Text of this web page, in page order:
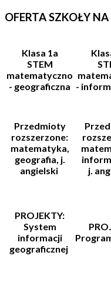
OFERTA SZKOŁY
Klasa 1a
STEM
matematyczno
- geograficzna -
Przedmioty
rozszerzone:
matematyka,
geografia, j.
angielski
j.
PROJEKTY:
System
informacji
geograficznej